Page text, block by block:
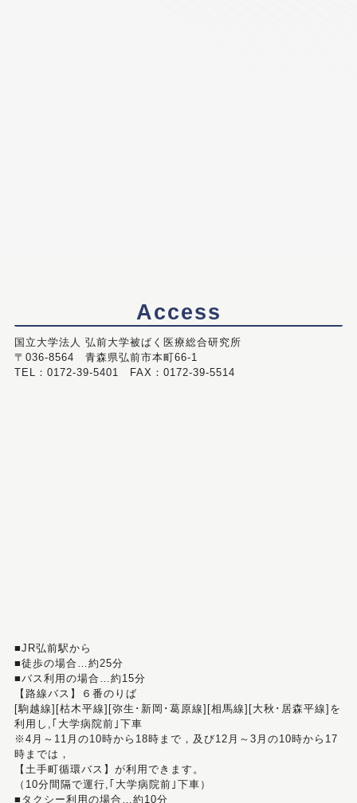
Access
国立大学法人 弘前大学被ばく医療総合研究所
〒036-8564 青森県弘前市本町66-1
TEL：0172-39-5401 FAX：0172-39-5514
■JR弘前駅から
■徒歩の場合…約25分
■バス利用の場合…約15分
【路線バス】６番のりば
[駒越線][枯木平線][弥生･新岡･葛原線][相馬線][大秋･居森平線]を
利用し,｢大学病院前｣下車
※4月～11月の10時から18時まで，及び12月～3月の10時から17
時までは，
【土手町循環バス】が利用できます。
（10分間隔で運行,｢大学病院前｣下車）
■タクシー利用の場合…約10分